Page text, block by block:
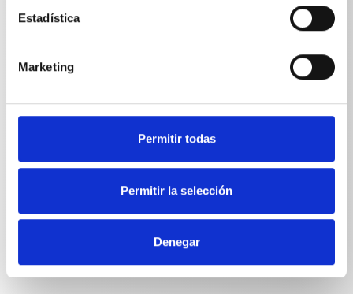
Estadística
Marketing
Permitir todas
Permitir la selección
Denegar
Peso
Manguera de limpieza de tubos 15 m
1,1kg
Manguera de limpieza de tubos 20 m
1,47kg
Manguera de limpieza de tubos 25 m
Manguera de limpieza de tubos 30 m
2,1975kg